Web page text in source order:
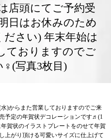
店頭にてご予約受
日はお休みのため
ださい) 年末年始は
ておりますのでご
‍♀️(写真3枚目)
)からまた営業しておりますのでご来
予定の年賀状デコレーションです♬(1
賀状のイラストプレートをのせて年賀
上がり頂ける可愛いサイズに仕上げて